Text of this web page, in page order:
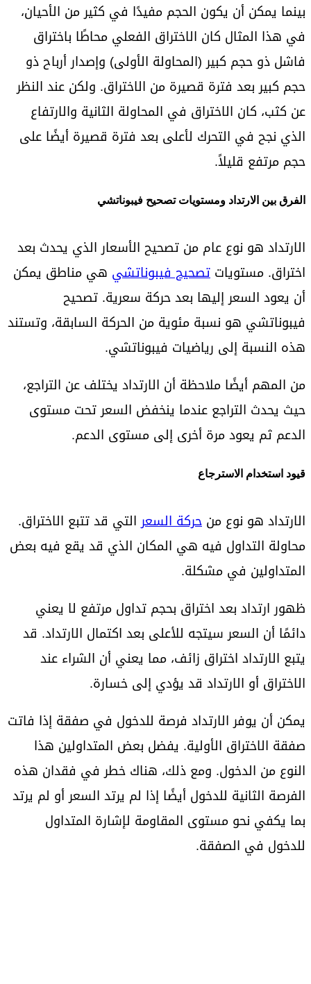
بينما يمكن أن يكون الحجم مفيدًا في كثير من الأحيان،
في هذا المثال كان الاختراق الفعلي محاطًا باختراق
فاشل ذو حجم كبير (المحاولة الأولى) وإصدار أرباح ذو
حجم كبير بعد فترة قصيرة من الاختراق. ولكن عند النظر
عن كثب، كان الاختراق في المحاولة الثانية والارتفاع
الذي نجح في التحرك لأعلى بعد فترة قصيرة أيضًا على
حجم مرتفع قليلاً.
الفرق بين الارتداد ومستويات تصحيح فيبوناتشي
الارتداد هو نوع عام من تصحيح الأسعار الذي يحدث بعد
اختراق. مستويات تصحيح فيبوناتشي هي مناطق يمكن
أن يعود السعر إليها بعد حركة سعرية. تصحيح
فيبوناتشي هو نسبة مئوية من الحركة السابقة، وتستند
هذه النسبة إلى رياضيات فيبوناتشي.
من المهم أيضًا ملاحظة أن الارتداد يختلف عن التراجع،
حيث يحدث التراجع عندما ينخفض السعر تحت مستوى
الدعم ثم يعود مرة أخرى إلى مستوى الدعم.
قيود استخدام الاسترجاع
الارتداد هو نوع من حركة السعرالتي قد تتبع الاختراق.
محاولة التداول فيه هي المكان الذي قد يقع فيه بعض
المتداولين في مشكلة.
ظهور ارتداد بعد اختراق بحجم تداول مرتفع لا يعني
دائمًا أن السعر سيتجه للأعلى بعد اكتمال الارتداد. قد
يتبع الارتداد اختراق زائف، مما يعني أن الشراء عند
الاختراق أو الارتداد قد يؤدي إلى خسارة.
يمكن أن يوفر الارتداد فرصة للدخول في صفقة إذا فاتت
صفقة الاختراق الأولية. يفضل بعض المتداولين هذا
النوع من الدخول. ومع ذلك، هناك خطر في فقدان هذه
الفرصة الثانية للدخول أيضًا إذا لم يرتد السعر أو لم يرتد
بما يكفي نحو مستوى المقاومة لإشارة المتداول
للدخول في الصفقة.